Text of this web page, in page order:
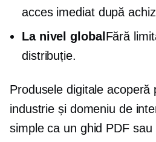
acces imediat după
La nivel global Fără
distribuție.
Produsele digitale acoperă
industrie și domeniu de
simple ca un ghid PDF